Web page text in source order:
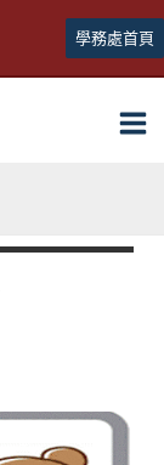
學務處首頁